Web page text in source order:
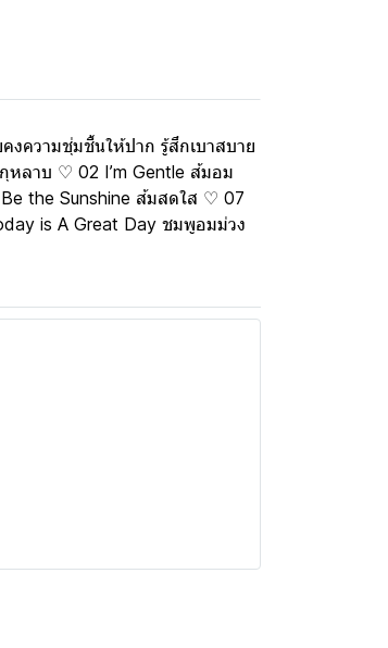
ความชุ่มชื้นให้ปาก รู้สึกเบาสบาย
หลาบ ♡ 02 I’m Gentle ส้มอม
the Sunshine ส้มสดใส ♡ 07
is A Great Day ชมพูอมม่วง